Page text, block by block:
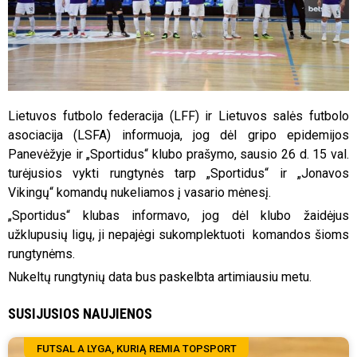
Lietuvos futbolo federacija (LFF) ir Lietuvos salės futbolo
asociacija (LSFA) informuoja, jog dėl gripo epidemijos
Panevėžyje ir „Sportidus“ klubo prašymo, sausio 26 d. 15 val.
turėjusios vykti rungtynės tarp „Sportidus“ ir „Jonavos
Vikingų“ komandų nukeliamos į vasario mėnesį.
„Sportidus“ klubas informavo, jog dėl klubo žaidėjus
užklupusių ligų, ji nepajėgi sukomplektuoti komandos šioms
rungtynėms.
Nukeltų rungtynių data bus paskelbta artimiausiu metu.
SUSIJUSIOS NAUJIENOS
FUTSAL A LYGA, KURIĄ REMIA TOPSPORT